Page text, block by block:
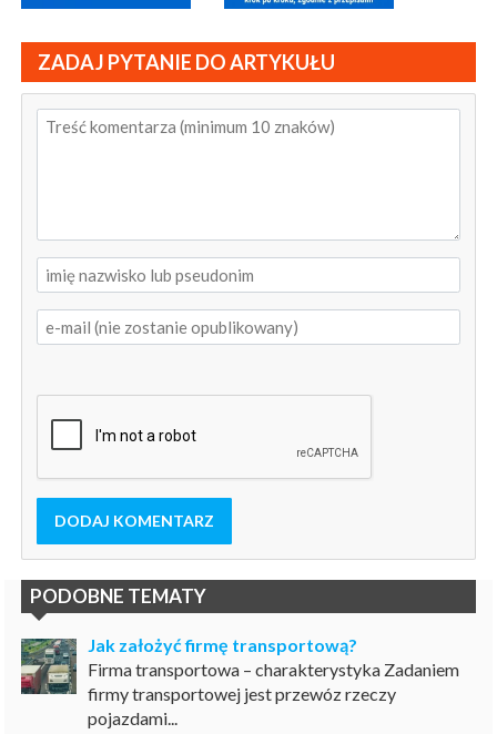
ZADAJ PYTANIE DO ARTYKUŁU
DODAJ KOMENTARZ
PODOBNE TEMATY
Jak założyć firmę transportową?
Firma transportowa – charakterystyka Zadaniem
firmy transportowej jest przewóz rzeczy
pojazdami...